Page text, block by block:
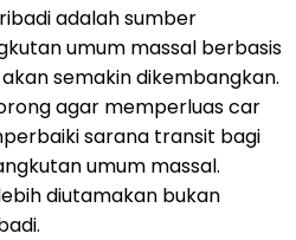
adalah sumber
umum massal berbasis
semakin dikembangkan.
agar memperluas car
sarana transit bagi
umum massal.
diutamakan bukan